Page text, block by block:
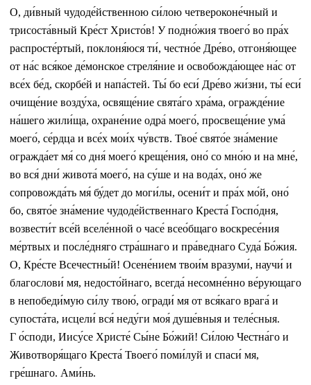
О, ди́вный чудоде́йственною си́лою четвероконе́чный и
трисоста́вный Кре́ст Христо́в! У подно́жия твоего́ во пра́х
распросте́ртый, поклоня́юся ти́, честно́е Дре́во, отгоня́ющее
от на́с вся́кое де́монское стреля́ние и освобожда́ющее на́с от
все́х бе́д, скорбе́й и напа́стей. Ты́ бо еси́ Дре́во жи́зни, ты́ еси́
очище́ние возду́ха, освяще́ние свята́го хра́ма, огражде́ние
на́шего жили́ща, охране́ние одра́ моего́, просвеще́ние ума́
моего́, се́рдца и все́х мои́х чу́вств. Твое́ свято́е зна́мение
огражда́ет мя́ со дня́ моего́ креще́ния, оно́ со мно́ю и на мне́,
во вся́ дни́ живота́ моего́, на су́ше и на вода́х, оно́ же
сопровожда́ть мя́ бу́дет до моги́лы, осени́т и пра́х мо́й, оно́
бо, свято́е зна́мение чудоде́йственнаго Креста́ Госпо́дня,
возвести́т все́й вселе́нной о часе́ всео́бщаго воскресе́ния
ме́ртвых и после́дняго стра́шнаго и пра́веднаго Суда́ Бо́жия.
О, Кре́сте Всечестны́й! Осене́нием твои́м вразуми́, научи́ и
благослови́ мя, недосто́йнаго, всегда́ несомне́нно ве́рующаго
в непобеди́мую си́лу твою́, огради́ мя от вся́каго врага́ и
супоста́та, исцели́ вся́ неду́ги моя́ душе́вныя и теле́сныя.
Г о́споди, Иису́се Христе́ Сы́не Бо́жий! Си́лою Честна́го и
Животворя́щаго Креста́ Твоего́ поми́луй и спаси́ мя,
гре́шнаго. Ами́нь.